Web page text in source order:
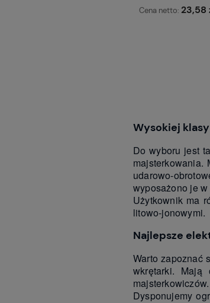
Cena netto: 23,58
Wysokiej
Do wyboru jest
majsterkowania.
udarowo-
wyposażono je
Użytkownik ma
litowo-jonowymi.
Najlepsze
Warto zapoznać
wkrętarki.
Dysponujemy